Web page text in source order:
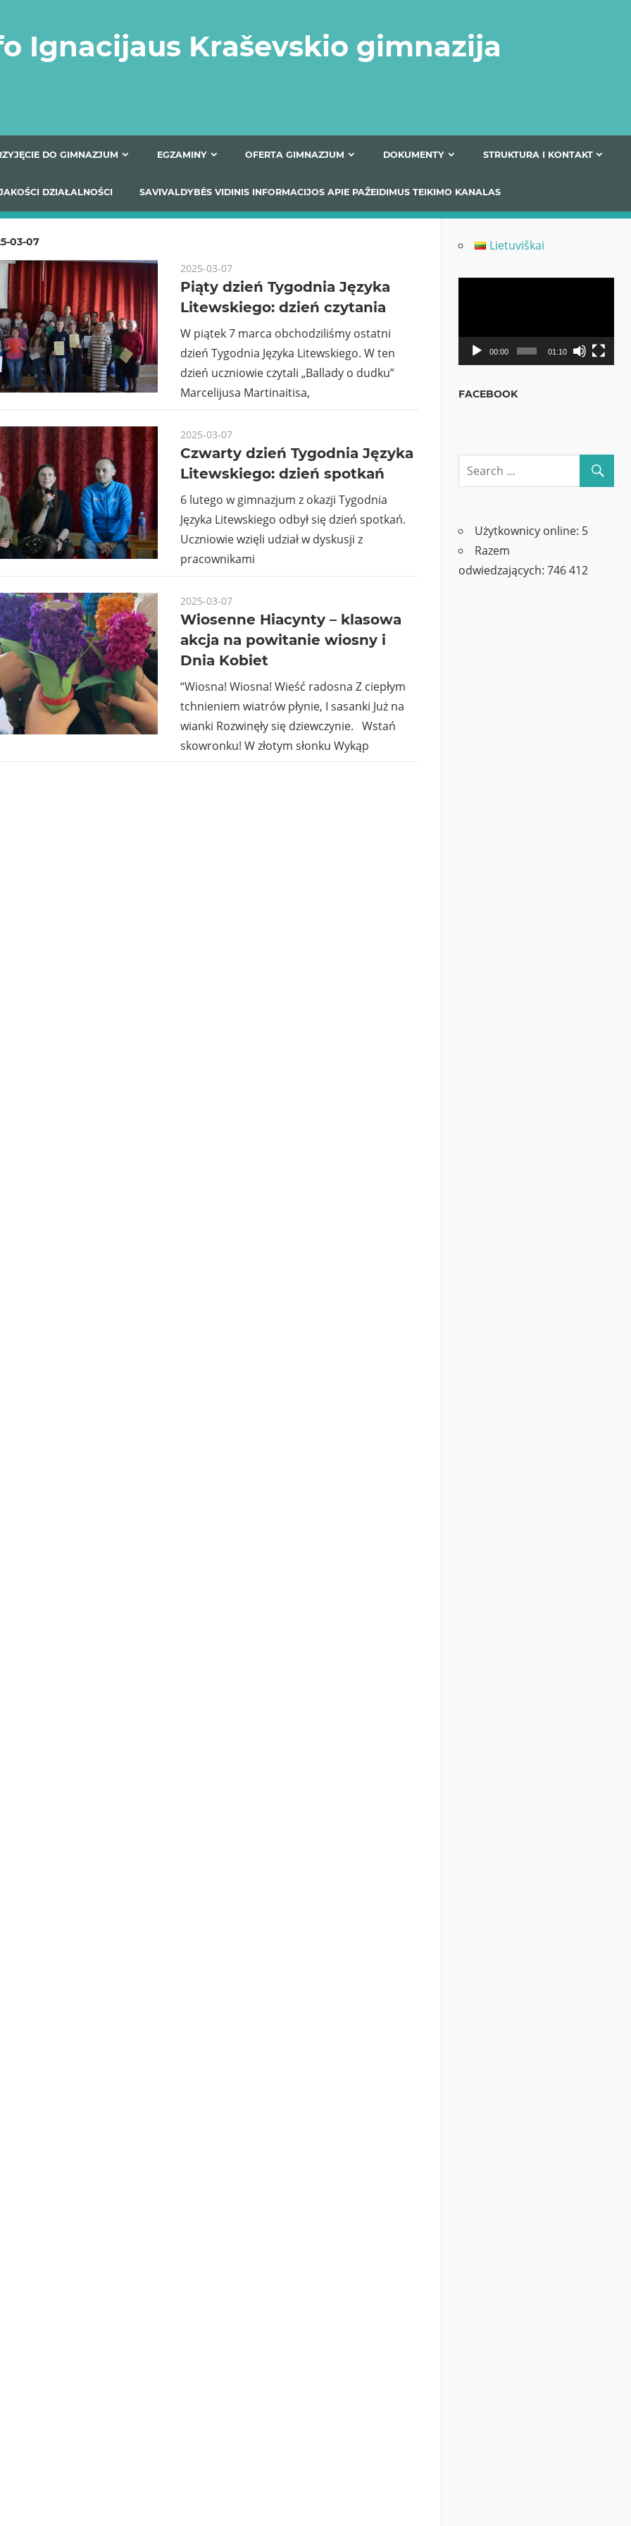
Ignacijaus Kraševskio gimnazija
JAKOŚCI DZIAŁALNOŚCI SAVIVALDYBĖS VIDINIS INFORMACIJOS APIE PAŽEIDIMUS TEIKIMO KANALAS
03-07
2025-03-07
Piąty dzień Tygodnia Języka
Litewskiego: dzień czytania
W piątek 7 marca obchodziliśmy ostatni
dzień Tygodnia Języka Litewskiego. W ten
dzień uczniowie czytali „Ballady o dudku”
Marcelijusa Martinaitisa,
2025-03-07
Czwarty dzień Tygodnia Języka
Litewskiego: dzień spotkań
6 lutego w gimnazjum z okazji Tygodnia
Języka Litewskiego odbył się dzień spotkań.
Uczniowie wzięli udział w dyskusji z
pracownikami
2025-03-07
Wiosenne Hiacynty – klasowa
akcja na powitanie wiosny i
Dnia Kobiet
“Wiosna! Wiosna! Wieść radosna Z ciepłym
tchnieniem wiatrów płynie, I sasanki Już na
wianki Rozwinęły się dziewczynie. Wstań
skowronku! W złotym słonku Wykąp
Lietuviškai
00:00 01:10
FACEBOOK
Użytkownicy online: 5
Razem
odwiedzających:746 412